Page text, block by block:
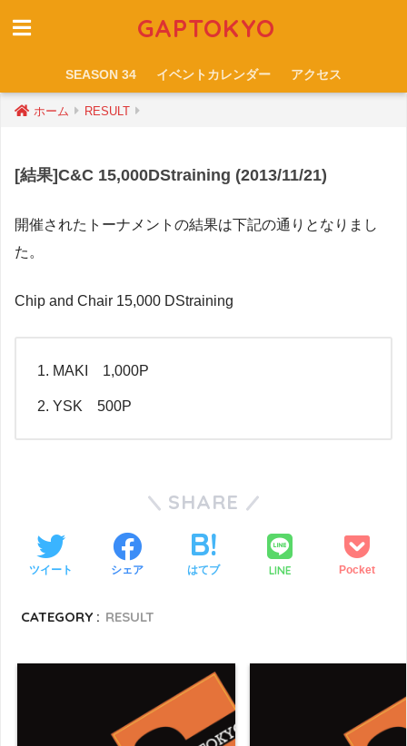
GAPTOKYO
SEASON 34 イベントカレンダー アクセス
ホーム RESULT
[結果]C&C 15,000DStraining (2013/11/21)
開催されたトーナメントの結果は下記の通りとなりまし
た。
Chip and Chair 15,000 DStraining
MAKI 1,000P
YSK 500P
SHARE
ツイート シェア はてブ LINE Pocket
CATEGORY : RESULT